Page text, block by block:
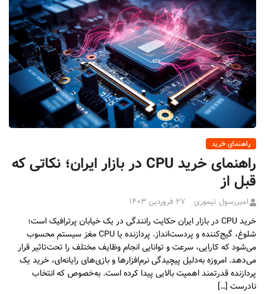
راهنمای خرید
راهنمای خرید CPU در بازار ایران؛ نکاتی که
قبل از
امیررسول تیموری ۲۷ فروردین ۱۴۰۳
خرید CPU در بازار ایران حکایت رانندگی در یک خیابان پرترافیک است؛
شلوغ، گیج‌کننده و پردست‌انداز. پردازنده یا CPU مغز سیستم محسوب
می‌شود که کارایی، سرعت و توانایی انجام وظایف مختلف را تحت‌تاثیر قرار
می‌دهد. امروزه به‌دلیل پیچیدگی نرم‌افزارها و بازی‌های رایانه‌ای، خرید یک
پردازنده قدرتمند اهمیت بالایی پیدا کرده است. به‌خصوص که انتخاب
نادرست […]